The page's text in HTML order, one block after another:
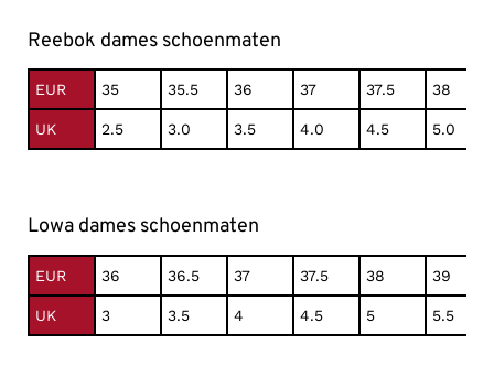
Reebok dames schoenmaten
EUR 35 35.5 36 37 37.5 38
UK 2.5 3.0 3.5 4.0 4.5 5.0
Lowa dames schoenmaten
EUR 36 36.5 37 37.5 38 39
UK 3 3.5 4 4.5 5 5.5